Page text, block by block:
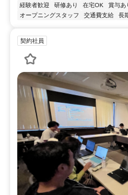
経験者歓迎
研修あり 在宅OK 賞与あ
オープニングスタッフ
交通費支給 長
契約社員